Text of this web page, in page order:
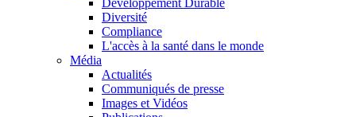
Diversité
Compliance
L'accès à la santé dans le monde
Média
Actualités
Communiqués de presse
Images et Vidéos